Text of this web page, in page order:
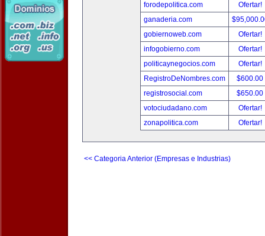
forodepolitica.com
Ofertar!
ganaderia.com
gobiernoweb.com
Ofertar!
infogobierno.com
Ofertar!
politicaynegocios.com
Ofertar!
RegistroDeNombres.com
$600.00
registrosocial.com
$650.00
votociudadano.com
Ofertar!
zonapolitica.com
Ofertar!
<< Categoria Anterior (Empresas e Industrias)